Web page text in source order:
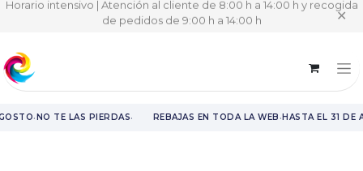
Horario intensivo | Atención al cliente de 8:00 h a 14:00 h y recogida
de pedidos de 9:00 h a 14:00 h ✕
·NO TE LAS PIERDAS· REBAJAS EN TODA LA WEB· HASTA EL 31 DE